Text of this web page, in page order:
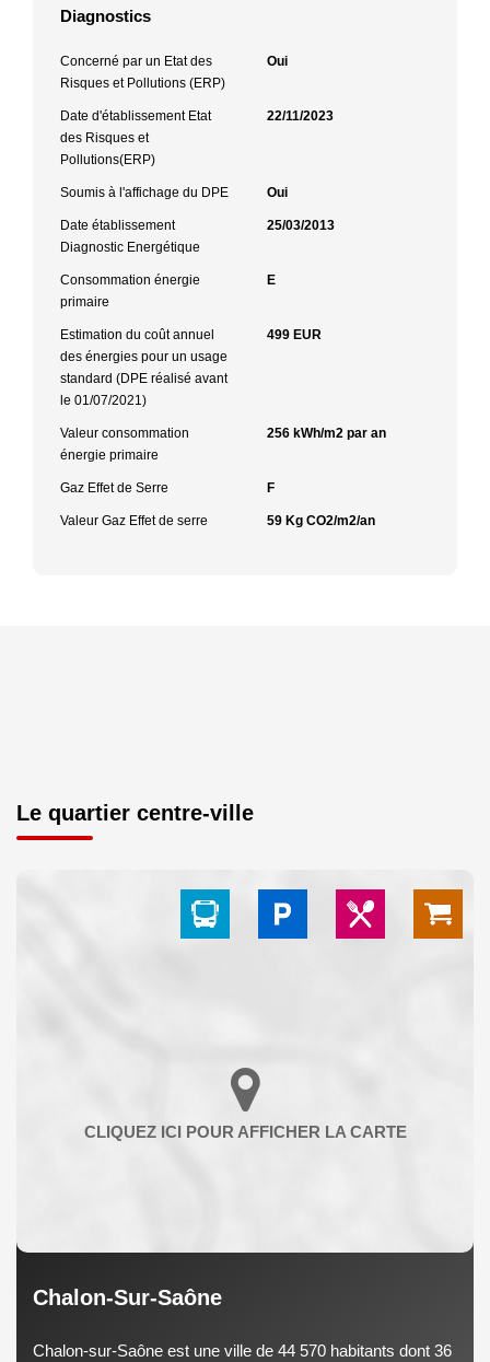
Diagnostics
Concerné par un Etat des
Risques et Pollutions (ERP)
Oui
Date d'établissement Etat
des Risques et
Pollutions(ERP)
22/11/2023
Soumis à l'affichage du DPE Oui
Date établissement
Diagnostic Energétique
25/03/2013
Consommation énergie
primaire
E
Estimation du coût annuel
des énergies pour un usage
standard (DPE réalisé avant
le 01/07/2021)
499 EUR
Valeur consommation
énergie primaire
256 kWh/m2 par an
Gaz Effet de Serre F
Valeur Gaz Effet de serre 59 Kg CO2/m2/an
Le quartier centre-ville
Chalon-Sur-Saône
Chalon-sur-Saône est une ville de 44 570 habitants dont 36